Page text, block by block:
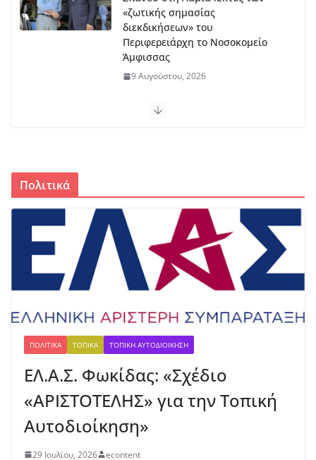
«ζωτικής σημασίας
διεκδικήσεων» του
Περιφερειάρχη το Νοσοκομείο
Άμφισσας
9 Αυγούστου, 2026
Μπράβο στο Βασίλη Νίτσο – Αυτά
8 Αυγούστου, 2026
Μακρυγιάννεια 2026: 51 χρόνια
ενός ζωντανού θεσμού στο
Κροκύλειο
Το Potidania Film Festival ταξιδεύει στο
Κροκύλειο
9 Αυγούστου, 2026
Πολιτικά
ΠΟΛΙΤΙΚΆ ΤΟΠΙΚΆ ΤΟΠΙΚΉ ΑΥΤΟΔΙΟΊΚΗΣΗ
ΕΛ.Α.Σ. Φωκίδας: «Σχέδιο
«ΑΡΙΣΤΟΤΕΛΗΣ» για την Τοπική
Αυτοδιοίκηση»
29 Ιουλίου, 2026 econtent